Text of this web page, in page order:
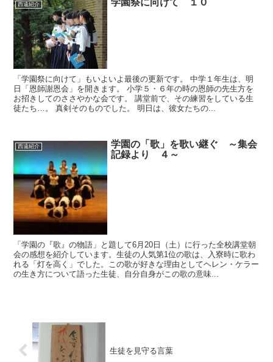
西遠紹介 学園祭に向けて １０
「学園祭に向けて」もいよいよ最後の更新です。 中学１年生は、明
日「恩師謝恩会」を開きます。 小学５・６年の時の恩師の先生方を
お招きしてのささやかな会です。 講堂前で、その練習をしている生
徒たち…。 真剣そのものでした。 明日は、彼女たちの...
西遠紹介
学園の「歌」を歌い継ぐ ～集会
記録より ４～
「学園の『歌』の物語」と題して6月20日（土）に行った全校講堂朝
会の感想を紹介しています。生徒の人気第1位の歌は、入寮時に歌わ
れる「灯を高く」でした。この歌が好きな理由としてヘレン・ケラー
の生き方について語った生徒、自分自身がこの歌の意味...
生徒を見守る言葉